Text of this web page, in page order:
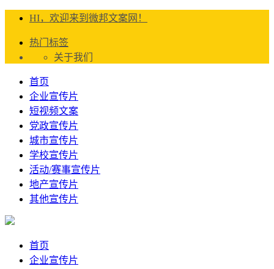
HI，欢迎来到微邦文案网！
热门标签
关于我们
首页
企业宣传片
短视频文案
党政宣传片
城市宣传片
学校宣传片
活动/赛事宣传片
地产宣传片
其他宣传片
首页
企业宣传片